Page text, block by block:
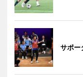
サポー